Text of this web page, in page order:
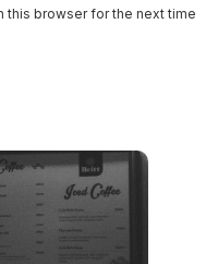
this browser for the next time